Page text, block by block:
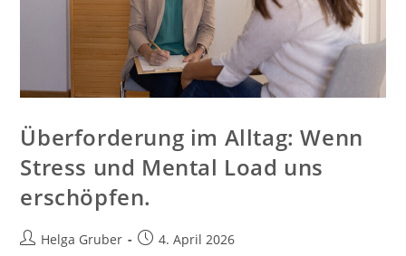
Überforderung im Alltag: Wenn
Stress und Mental Load uns
erschöpfen.
Beitrags-
Helga Gruber
Beitrag4. April 2026